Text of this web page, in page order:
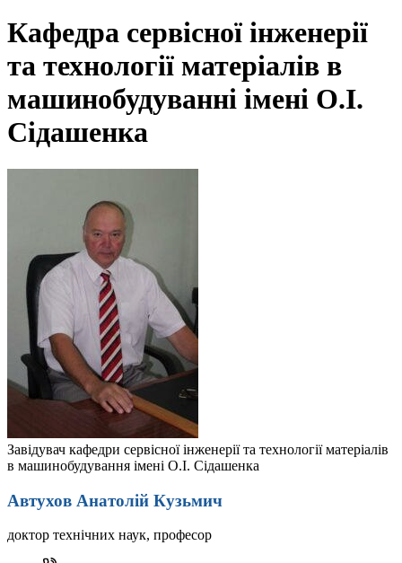
Кафедра cервісної інженерії
та технології матеріалів в
машинобудуванні імені О.І.
Сідашенка
Завідувач кафедри сервісної інженерії та технології матеріалів
в машинобудування імені О.І. Сідашенка
Автухов Анатолій Кузьмич
доктор технічних наук, професор